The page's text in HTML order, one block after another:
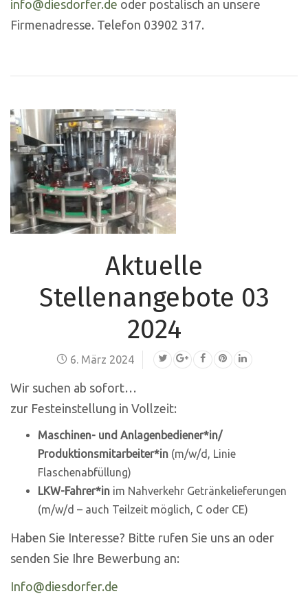
info@diesdorfer.de oder postalisch an unsere
Firmenadresse. Telefon 03902 317.
Aktuelle
Stellenangebote 03
2024
6. März 2024
Wir suchen ab sofort…
zur Festeinstellung in Vollzeit:
Maschinen- und Anlagenbediener*in/
Produktionsmitarbeiter*in (m/w/d, Linie
Flaschenabfüllung)
LKW-Fahrer*in im Nahverkehr Getränkelieferungen
(m/w/d – auch Teilzeit möglich, C oder CE)
Haben Sie Interesse? Bitte rufen Sie uns an oder
senden Sie Ihre Bewerbung an:
Info@diesdorfer.de